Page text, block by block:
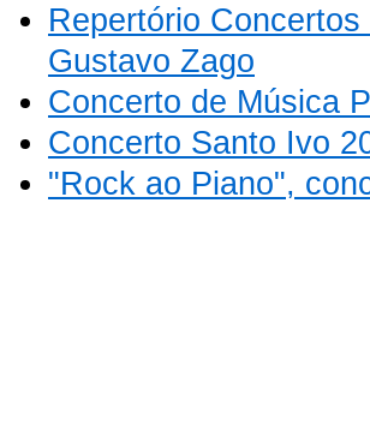
Repertório
Gustavo Zago
Concerto de Música
Concerto Santo Ivo
"Rock ao Piano",